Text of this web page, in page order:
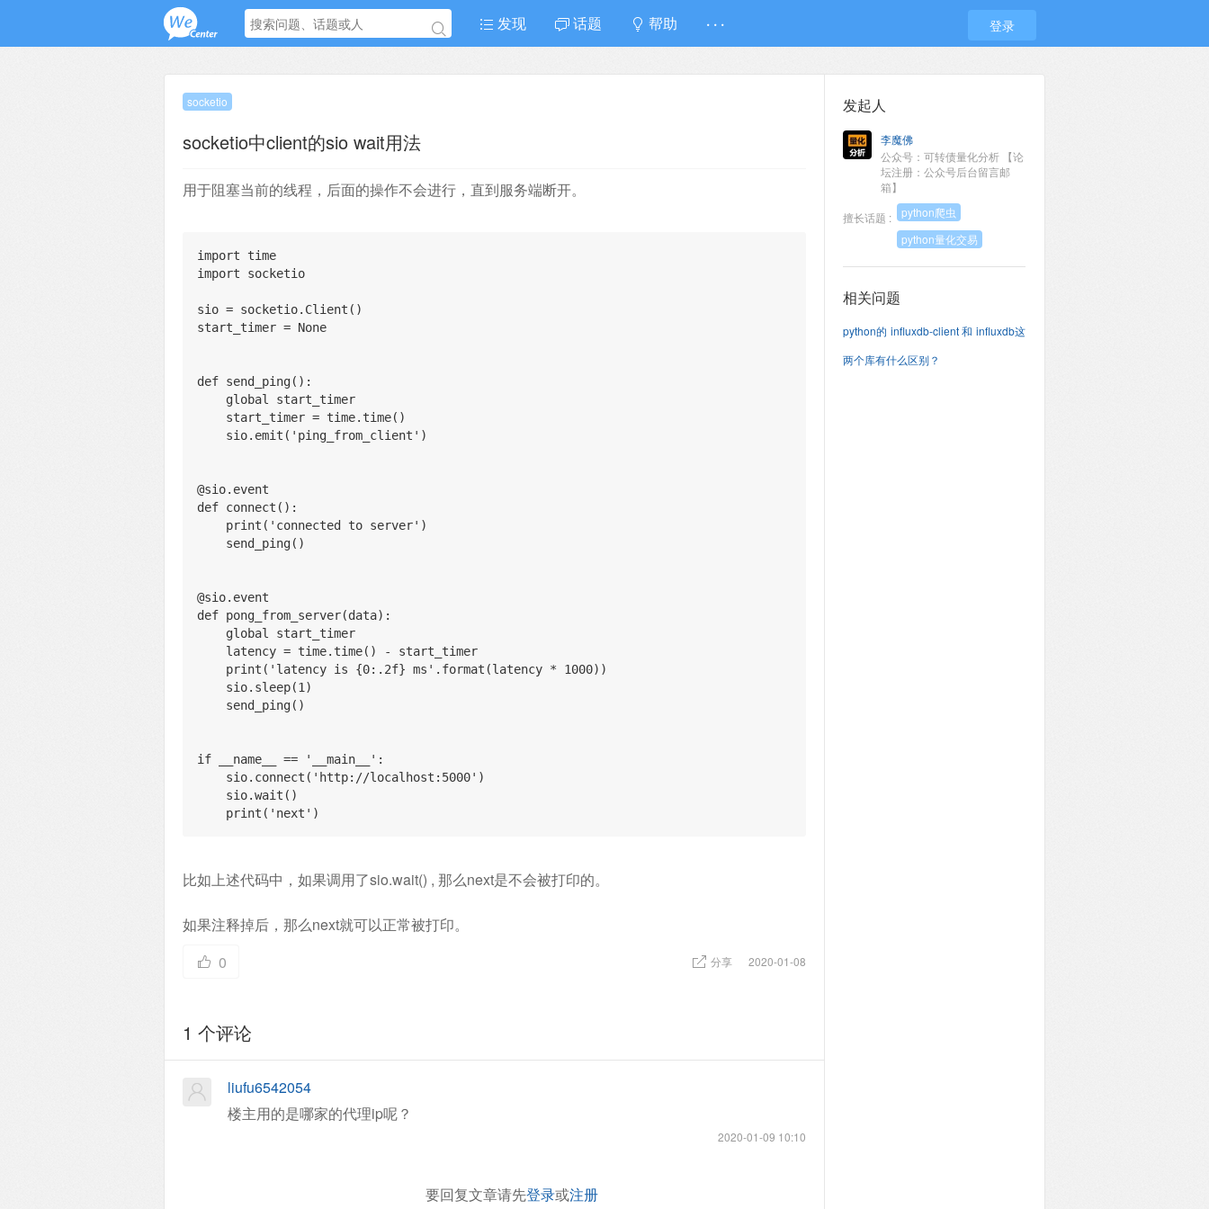
发现 话题 帮助 · · · 登录
socketio
socketio中client的sio wait用法
用于阻塞当前的线程，后面的操作不会进行，直到服务端断开。
import time
import socketio
sio = socketio.Client()
start_timer = None
def send_ping():
    global start_timer
    start_timer = time.time()
    sio.emit('ping_from_client')
@sio.event
def connect():
    print('connected to server')
    send_ping()
@sio.event
def pong_from_server(data):
    global start_timer
    latency = time.time() - start_timer
    print('latency is {0:.2f} ms'.format(latency * 1000))
    sio.sleep(1)
    send_ping()
if __name__ == '__main__':
    sio.connect('http://localhost:5000')
    sio.wait()
    print('next')
比如上述代码中，如果调用了sio.wait() , 那么next是不会被打印的。
如果注释掉后，那么next就可以正常被打印。
0
分享 2020-01-08
1 个评论
liufu6542054
楼主用的是哪家的代理ip呢？
2020-01-09 10:10
要回复文章请先登录或注册
发起人
李魔佛
公众号：可转债量化分析 【论
坛注册：公众号后台留言邮
箱】
擅长话题 :
python爬虫
python量化交易
相关问题
python的 influxdb-client 和 influxdb这
两个库有什么区别？